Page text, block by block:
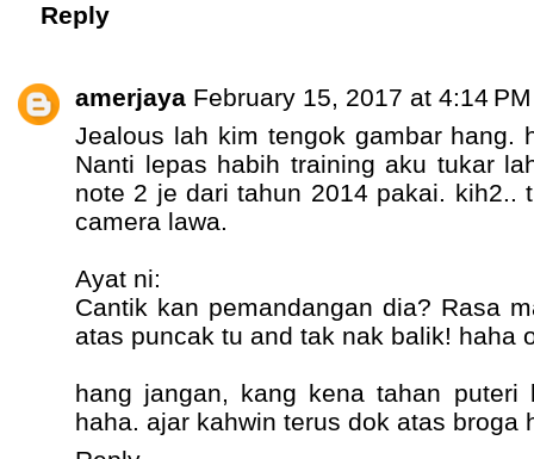
Reply
amerjaya February 15, 2017 at 4:14 PM
Jealous lah kim tengok gambar hang.
Nanti lepas habih training aku tukar
note 2 je dari tahun 2014 pakai. kih2..
camera lawa.
Ayat ni:
Cantik kan pemandangan dia? Rasa
atas puncak tu and tak nak balik! haha
hang jangan, kang kena tahan puteri
haha. ajar kahwin terus dok atas broga